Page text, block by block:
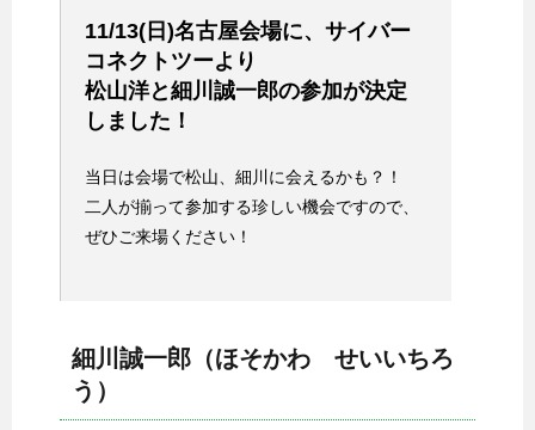
11/13(日)名古屋会場に、サイバー
コネクトツーより
松山洋と細川誠一郎の参加が決定
しました！
当日は会場で松山、細川に会えるかも？！
二人が揃って参加する珍しい機会ですので、
ぜひご来場ください！
細川誠一郎（ほそかわ せいいちろ
う）